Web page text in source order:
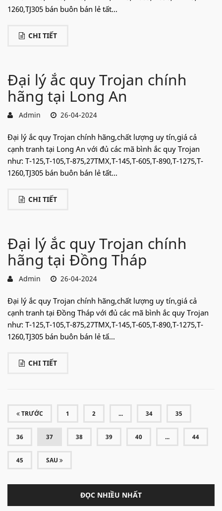
1260,TJ305 bán buôn bán lẻ tất...
CHI TIẾT
Đại lý ắc quy Trojan chính
hãng tại Long An
Admin 26-04-2024
Đại lý ắc quy Trojan chính hãng,chất lượng uy tín,giá cả
cạnh tranh tại Long An với đủ các mã bình ắc quy Trojan
như: T-125,T-105,T-875,27TMX,T-145,T-605,T-890,T-1275,T-
1260,TJ305 bán buôn bán lẻ tất...
CHI TIẾT
Đại lý ắc quy Trojan chính
hãng tại Đồng Tháp
Admin 26-04-2024
Đại lý ắc quy Trojan chính hãng,chất lượng uy tín,giá cả
cạnh tranh tại Đồng Tháp với đủ các mã bình ắc quy Trojan
như: T-125,T-105,T-875,27TMX,T-145,T-605,T-890,T-1275,T-
1260,TJ305 bán buôn bán lẻ tấ...
CHI TIẾT
TRƯỚC 1 2 ... 34 35
36 37(CURRENT)
38 39 40 ... 44
45 SAU
ĐỌC NHIỀU NHẤT